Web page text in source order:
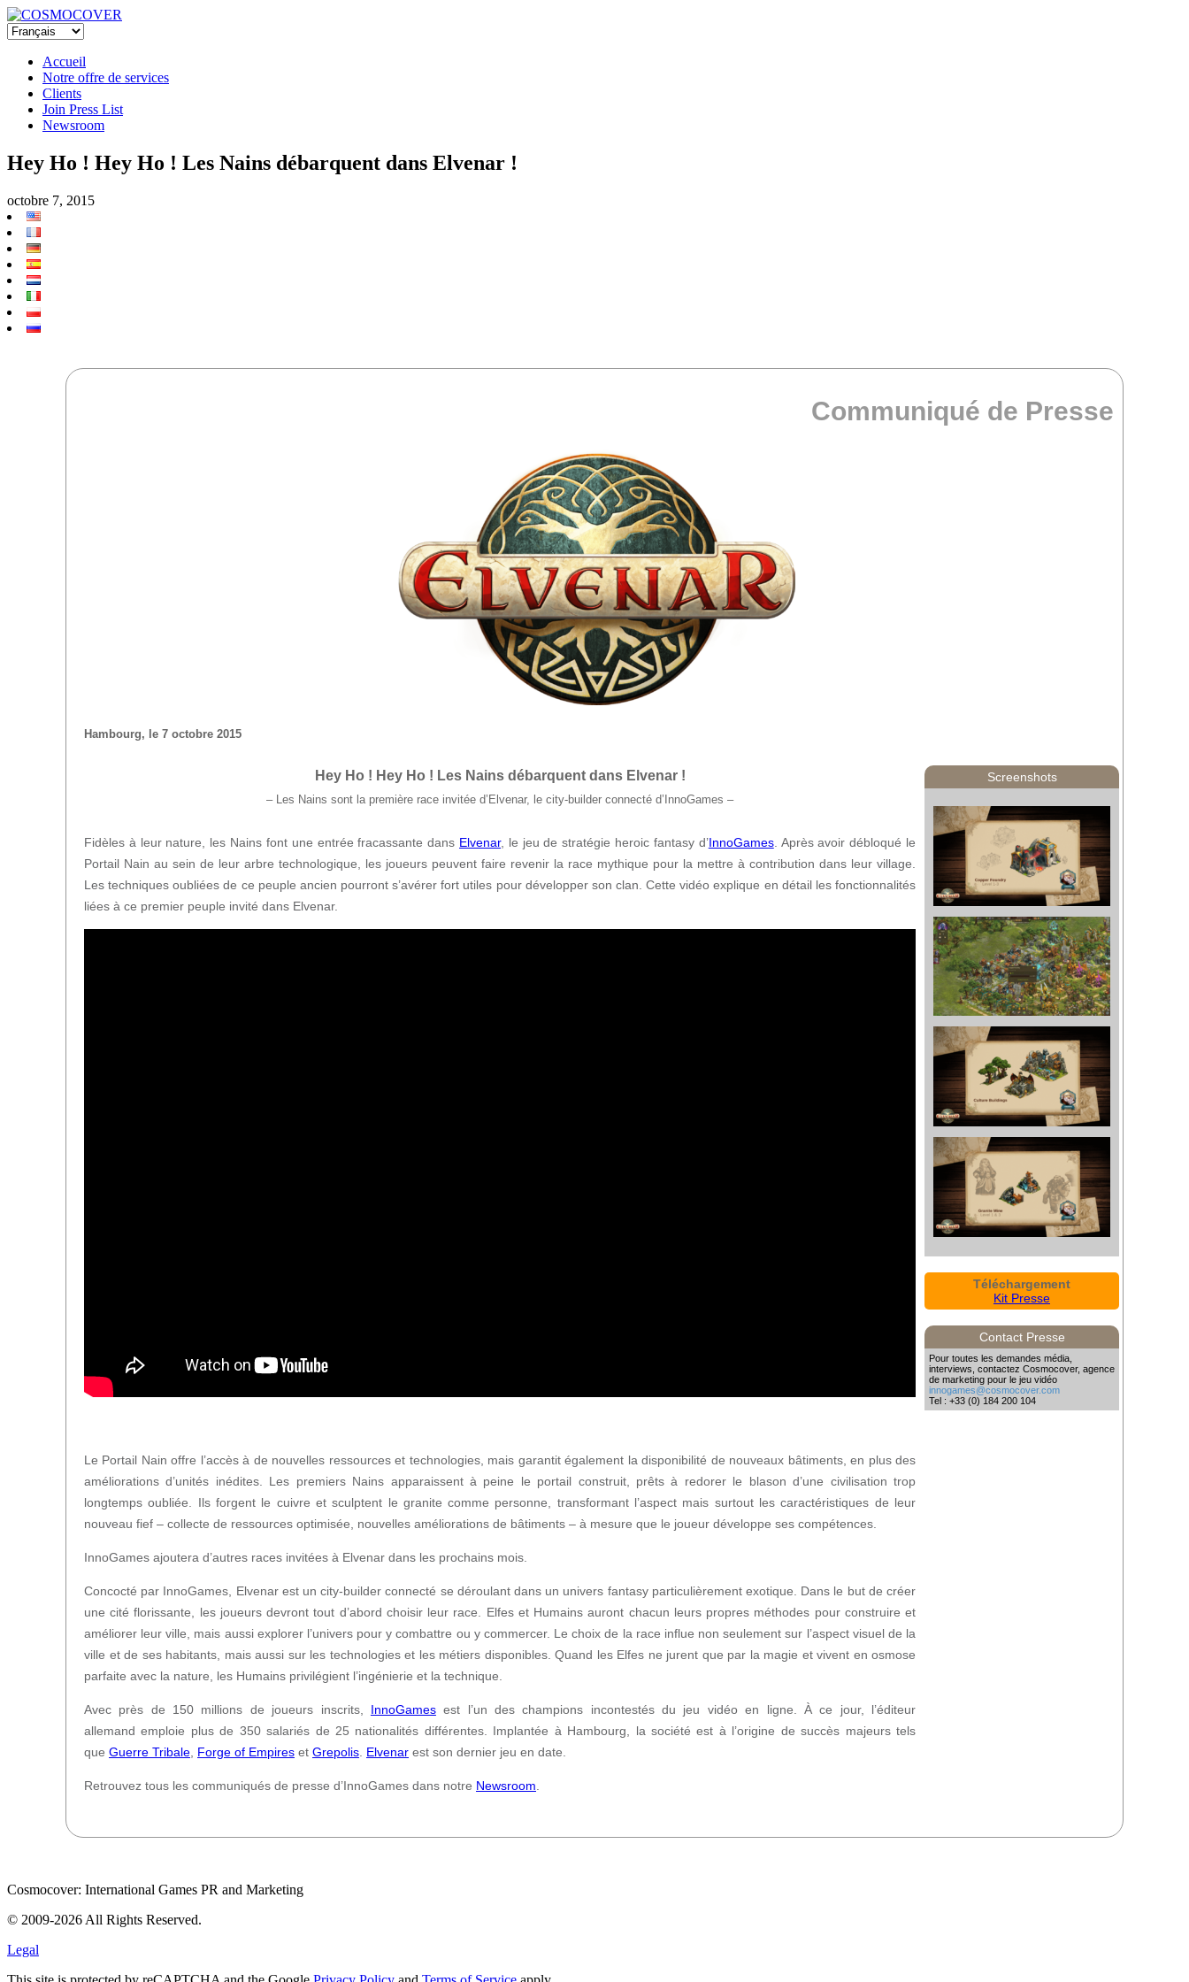
Accueil
Notre offre de services
Clients
Join Press List
Newsroom
Hey Ho ! Hey Ho ! Les Nains débarquent dans Elvenar !
octobre 7, 2015
Communiqué de Presse
Hambourg, le 7 octobre 2015
Hey Ho ! Hey Ho ! Les Nains débarquent dans Elvenar !
– Les Nains sont la première race invitée d’Elvenar, le city-builder connecté d’InnoGames –
Fidèles à leur nature, les Nains font une entrée fracassante dans Elvenar, le jeu de stratégie heroic fantasy d’InnoGames. Après avoir débloqué le
Portail Nain au sein de leur arbre technologique, les joueurs peuvent faire revenir la race mythique pour la mettre à contribution dans leur village.
Les techniques oubliées de ce peuple ancien pourront s’avérer fort utiles pour développer son clan. Cette vidéo explique en détail les fonctionnalités
liées à ce premier peuple invité dans Elvenar.
Le Portail Nain offre l’accès à de nouvelles ressources et technologies, mais garantit également la disponibilité de nouveaux bâtiments, en plus des
améliorations d’unités inédites. Les premiers Nains apparaissent à peine le portail construit, prêts à redorer le blason d’une civilisation trop
longtemps oubliée. Ils forgent le cuivre et sculptent le granite comme personne, transformant l’aspect mais surtout les caractéristiques de leur
nouveau fief – collecte de ressources optimisée, nouvelles améliorations de bâtiments – à mesure que le joueur développe ses compétences.
InnoGames ajoutera d’autres races invitées à Elvenar dans les prochains mois.
Concocté par InnoGames, Elvenar est un city-builder connecté se déroulant dans un univers fantasy particulièrement exotique. Dans le but de créer
une cité florissante, les joueurs devront tout d’abord choisir leur race. Elfes et Humains auront chacun leurs propres méthodes pour construire et
améliorer leur ville, mais aussi explorer l’univers pour y combattre ou y commercer. Le choix de la race influe non seulement sur l’aspect visuel de la
ville et de ses habitants, mais aussi sur les technologies et les métiers disponibles. Quand les Elfes ne jurent que par la magie et vivent en osmose
parfaite avec la nature, les Humains privilégient l’ingénierie et la technique.
Avec près de 150 millions de joueurs inscrits, InnoGamesest l’un des champions incontestés du jeu vidéo en ligne. À ce jour, l’éditeur
allemand emploie plus de 350 salariés de 25 nationalités différentes. Implantée à Hambourg, la société est à l’origine de succès majeurs tels
que Guerre Tribale Forge of Empires et Grepolis Elvenar est son dernier jeu en date.
Retrouvez tous les communiqués de presse d’InnoGames dans notre Newsroom
Screenshots
Téléchargement
Kit Presse
Contact Presse
Pour toutes les demandes média,
interviews, contactez Cosmocover, agence
de marketing pour le jeu vidéo
innogames@cosmocover.com
Tel : +33 (0) 184 200 104
Cosmocover: International Games PR and Marketing
© 2009-2026 All Rights Reserved.
Legal